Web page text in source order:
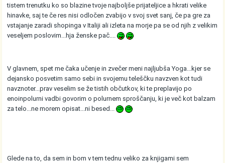
tistem trenutku ko so blazine tvoje najboljše prijateljice a hkrati velike
hinavke, saj te če res nisi odločen zvabijo v svoj svet sanj, če pa gre za
vstajanje zaradi shopinga v Italiji ali izleta na morje pa se od njih z velikim
veseljem poslovim...hja ženske pač....
V glavnem, spet me čaka učenje in zvečer meni najljubša Yoga...kjer se
dejansko posvetim samo sebi in svojemu teleščku navzven kot tudi
navznoter...prav veselim se že tistih občutkov, ki te preplavijo po
enoinpolurni vadbi govorim o polurnem sproščanju, ki je več kot balzam
za telo...ne morem opisat...ni besed...
Glede na to, da sem in bom v tem tednu veliko za knjigami sem